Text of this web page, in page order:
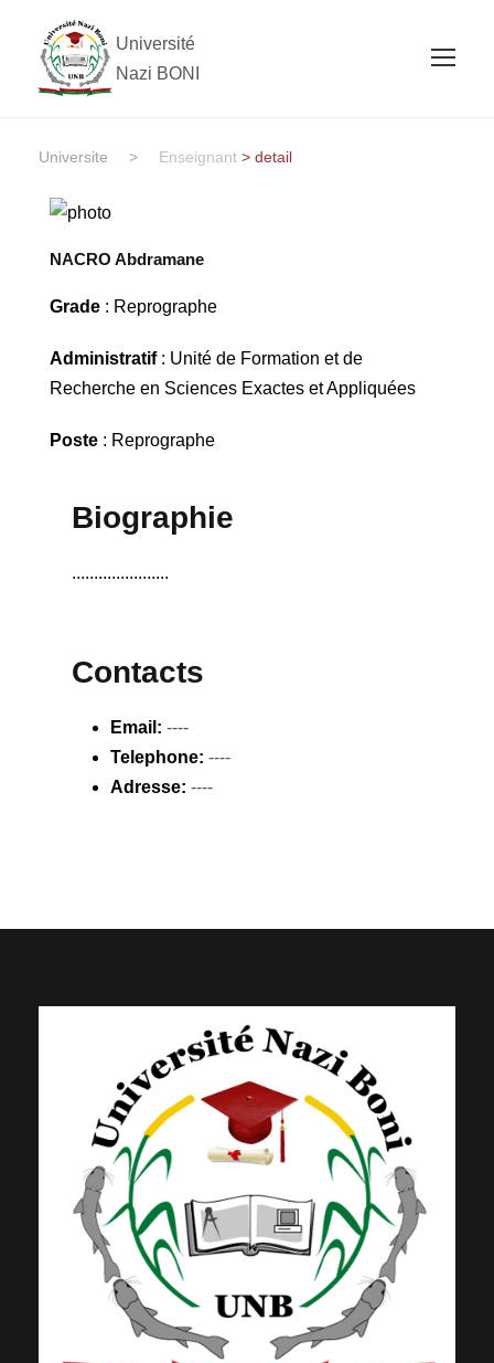
Université
Nazi BONI
Universite > Enseignant > detail
NACRO Abdramane
Grade: Reprographe
Administratif : Unité de Formation et de
Recherche en Sciences Exactes et Appliquées
Poste: Reprographe
Biographie
......................
Contacts
Email: ----
Telephone: ----
Adresse: ----